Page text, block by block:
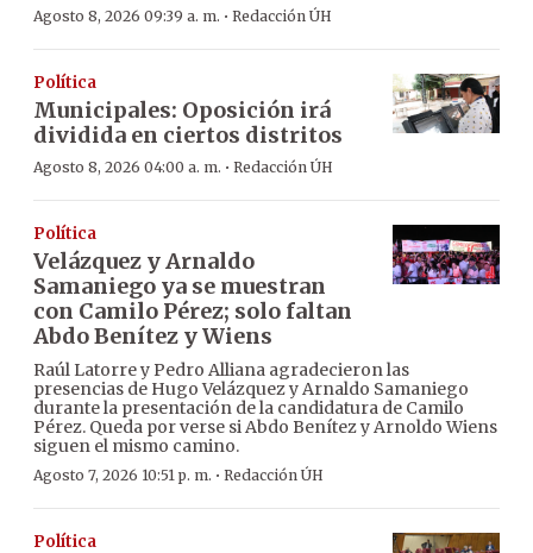
Agosto 8, 2026 09:39 a. m. · Redacción ÚH
Política
Municipales: Oposición irá
dividida en ciertos distritos
Agosto 8, 2026 04:00 a. m. · Redacción ÚH
Política
Velázquez y Arnaldo
Samaniego ya se muestran
con Camilo Pérez; solo faltan
Abdo Benítez y Wiens
Raúl Latorre y Pedro Alliana agradecieron las
presencias de Hugo Velázquez y Arnaldo Samaniego
durante la presentación de la candidatura de Camilo
Pérez. Queda por verse si Abdo Benítez y Arnoldo Wiens
siguen el mismo camino.
Agosto 7, 2026 10:51 p. m. · Redacción ÚH
Política